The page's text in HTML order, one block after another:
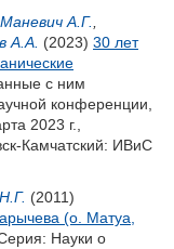
Маневич А.Г.
А.А. (2023) 30 лет
с ним
конференции,
2023 г.,
Камчатский: ИВиС
(2011)
(о. Матуа,
Науки о